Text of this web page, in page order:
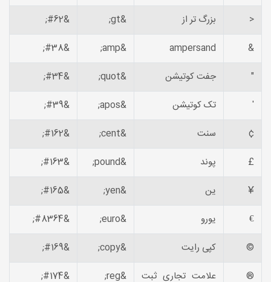
<
بزرگ تر از &gt;
&#62;
&
ampersand
&amp;
&#38;
"
جفت کوتیشن &quot;
&#34;
'
تک کوتیشن &apos;
&#39;
¢
سنت &cent;
&#162;
£
پوند &pound;
&#163;
¥
ین &yen;
&#165;
€
یورو &euro;
&#8364;
©
کپی رایت &copy;
&#169;
®
علامت تجاری ثبت &reg;
&#174;